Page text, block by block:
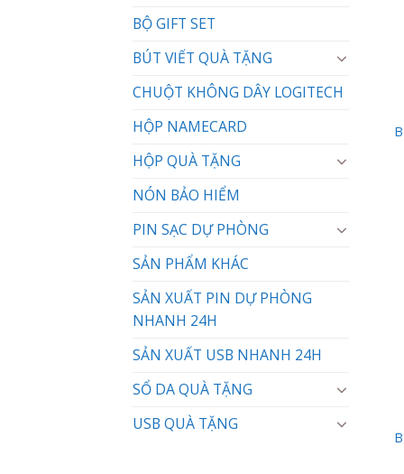
BỘ GIFT SET
BÚT VIẾT QUÀ TẶNG
CHUỘT KHÔNG DÂY LOGITECH
HỘP NAMECARD
HỘP QUÀ TẶNG
NÓN BẢO HIỂM
PIN SẠC DỰ PHÒNG
SẢN PHẨM KHÁC
SẢN XUẤT PIN DỰ PHÒNG
NHANH 24H
SẢN XUẤT USB NHANH 24H
SỔ DA QUÀ TẶNG
USB QUÀ TẶNG